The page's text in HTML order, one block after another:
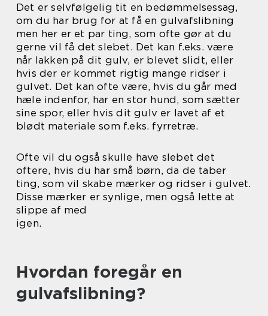
Det er selvfølgelig tit en bedømmelsessag,
om du har brug for at få en gulvafslibning
men her er et par ting, som ofte gør at du
gerne vil få det slebet. Det kan f.eks. være
når lakken på dit gulv, er blevet slidt, eller
hvis der er kommet rigtig mange ridser i
gulvet. Det kan ofte være, hvis du går med
hæle indenfor, har en stor hund, som sætter
sine spor, eller hvis dit gulv er lavet af et
blødt materiale som f.eks. fyrretræ.
Ofte vil du også skulle have slebet det
oftere, hvis du har små børn, da de taber
ting, som vil skabe mærker og ridser i gulvet.
Disse mærker er synlige, men også lette at
slippe af med
igen.
Hvordan foregår en
gulvafslibning?